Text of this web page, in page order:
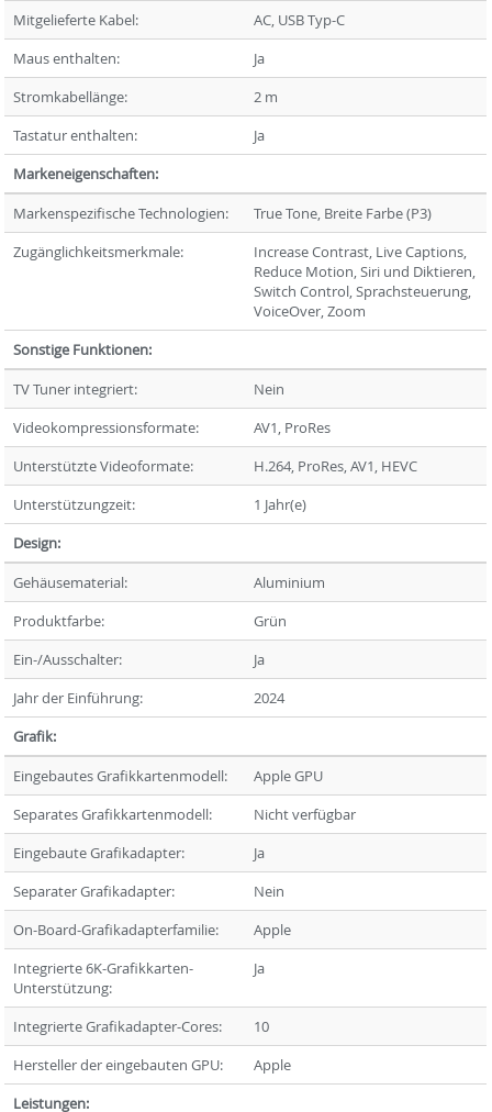
Mitgelieferte Kabel:
AC, USB Typ-C
Maus enthalten:
Ja
Stromkabellänge:
2 m
Tastatur enthalten:
Ja
Markeneigenschaften:
Markenspezifische Technologien:
True Tone, Breite Farbe (P3)
Zugänglichkeitsmerkmale:
Increase Contrast, Live Captions,
Reduce Motion, Siri und Diktieren,
Switch Control, Sprachsteuerung,
VoiceOver, Zoom
Sonstige Funktionen:
TV Tuner integriert:
Nein
Videokompressionsformate:
AV1, ProRes
Unterstützte Videoformate:
H.264, ProRes, AV1, HEVC
Unterstützungzeit:
1 Jahr(e)
Design:
Gehäusematerial:
Aluminium
Produktfarbe:
Grün
Ein-/Ausschalter:
Ja
Jahr der Einführung:
2024
Grafik:
Eingebautes Grafikkartenmodell:
Apple GPU
Separates Grafikkartenmodell:
Nicht verfügbar
Eingebaute Grafikadapter:
Ja
Separater Grafikadapter:
Nein
On-Board-Grafikadapterfamilie:
Apple
Integrierte 6K-Grafikkarten-
Unterstützung:
Ja
Integrierte Grafikadapter-Cores:
10
Hersteller der eingebauten GPU:
Apple
Leistungen: